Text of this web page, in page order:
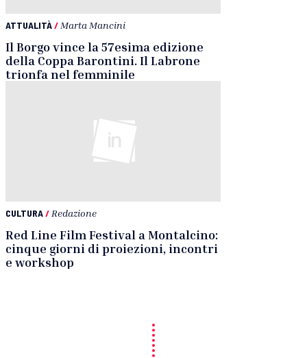
ATTUALITÀ/ Marta Mancini
Il Borgo vince la 57esima edizione
della Coppa Barontini. Il Labrone
trionfa nel femminile
CULTURA/Redazione
Red Line Film Festival a Montalcino:
cinque giorni di proiezioni, incontri
e workshop